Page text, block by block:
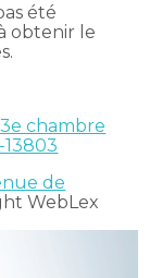
été
obtenir le
chambre
de
WebLex